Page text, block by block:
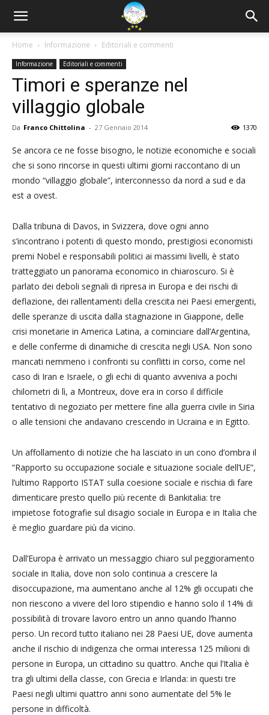
Home Informazione Editoriali e commenti
Informazione Editoriali e commenti
Timori e speranze nel
villaggio globale
Da Franco Chittolina - 27 Gennaio 2014 1370
Se ancora ce ne fosse bisogno, le notizie economiche e sociali
che si sono rincorse in questi ultimi giorni raccontano di un
mondo “villaggio globale”, interconnesso da nord a sud e da
est a ovest.
Dalla tribuna di Davos, in Svizzera, dove ogni anno
s’incontrano i potenti di questo mondo, prestigiosi economisti
premi Nobel e responsabili politici ai massimi livelli, è stato
tratteggiato un panorama economico in chiaroscuro. Si è
parlato dei deboli segnali di ripresa in Europa e dei rischi di
deflazione, dei rallentamenti della crescita nei Paesi emergenti,
delle speranze di uscita dalla stagnazione in Giappone, delle
crisi monetarie in America Latina, a cominciare dall’Argentina,
e delle conferme di dinamiche di crescita negli USA. Non sono
mancati nemmeno i confronti su conflitti in corso, come nel
caso di Iran e Israele, o gli echi di quanto avveniva a pochi
chilometri di lì, a Montreux, dove era in corso il difficile
tentativo di negoziato per mettere fine alla guerra civile in Siria
o alle tensioni che andavano crescendo in Ucraina e in Egitto.
Un affollamento di notizie che ha lasciato in un cono d’ombra il
“Rapporto su occupazione sociale e situazione sociale dell’UE”,
l’ultimo Rapporto ISTAT sulla coesione sociale e rischia di fare
dimenticare presto quello più recente di Bankitalia: tre
impietose fotografie sul disagio sociale in Europa e in Italia che
è meglio guardare più da vicino.
Dall’Europa è arrivato un messaggio chiaro sul peggioramento
sociale in Italia, dove non solo continua a crescere la
disoccupazione, ma aumentano anche al 12% gli occupati che
non riescono a vivere del loro stipendio e hanno solo il 14% di
possibilità di trovare lavoro entro un anno quando l’hanno
perso. Un record tutto italiano nei 28 Paesi UE, dove aumenta
anche il rischio di indigenza che ormai interessa 125 milioni di
persone in Europa, un cittadino su quattro. Anche qui l’Italia è
tra gli ultimi della classe, con Grecia e Irlanda: in questi tre
Paesi negli ultimi quattro anni sono aumentate del 5% le
persone in difficoltà.